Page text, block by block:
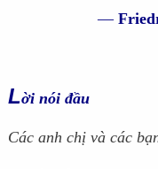
—
Lời nói đầu
Các anh chị và các